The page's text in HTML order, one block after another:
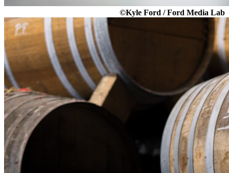
©Kyle Ford / Ford Media Lab